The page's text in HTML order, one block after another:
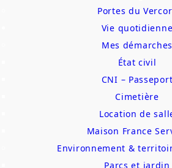
Portes du
Vie quotidienne
Mes démarches
État civil
CNI – Passeport
Cimetière
Location de
Maison France
Environnement &
Parcs et jardin